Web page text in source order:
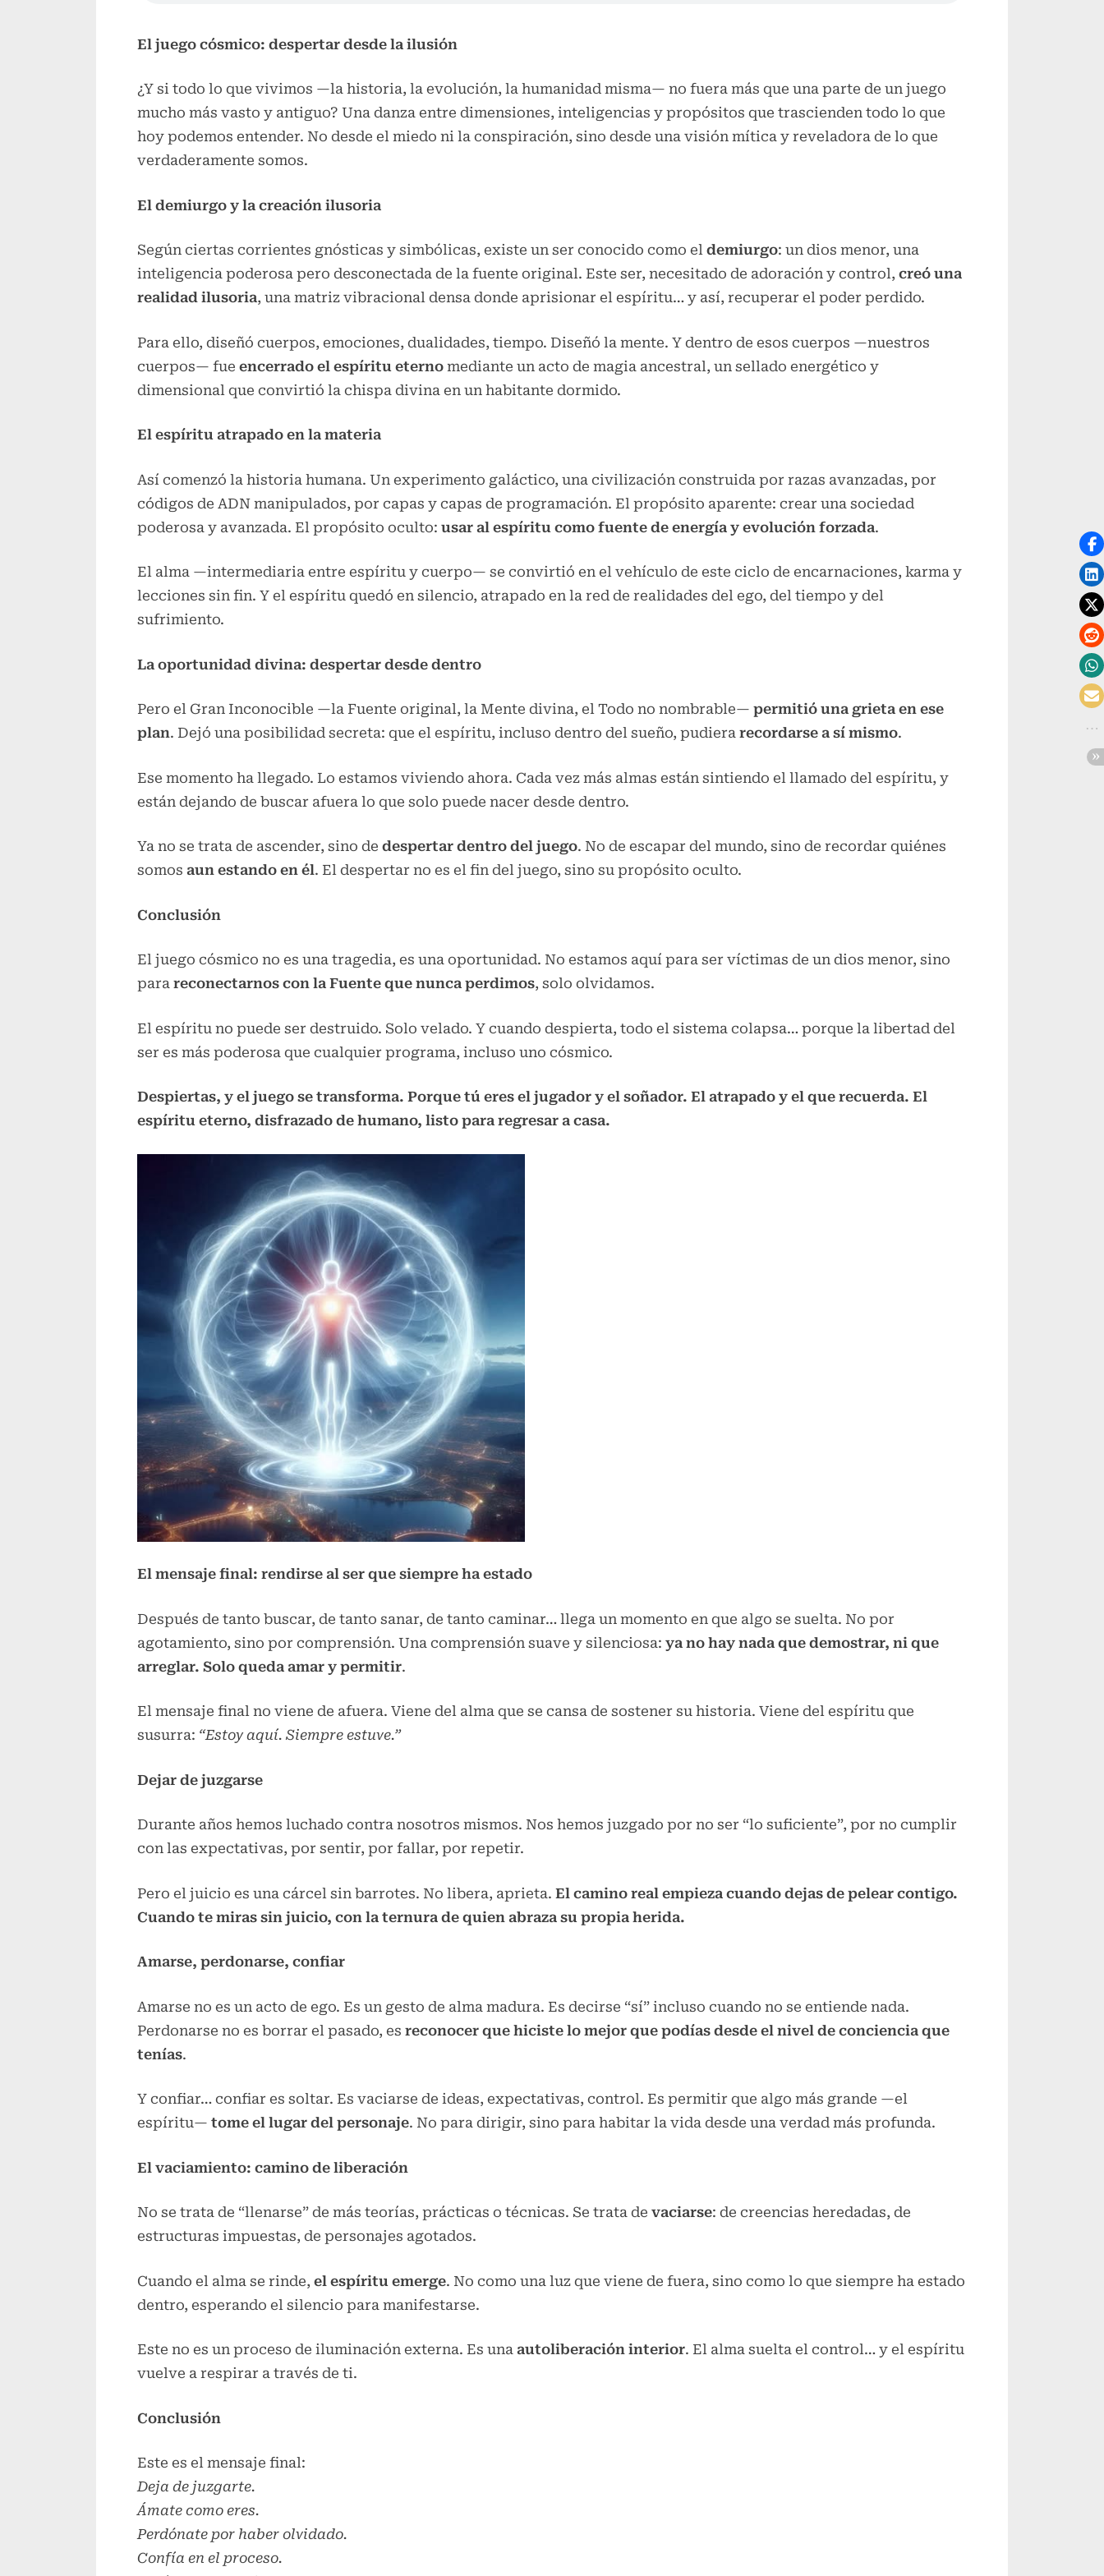
Alternar
submenú
El juego cósmico: despertar desde la ilusión
¿Y si todo lo que vivimos —la historia, la evolución, la humanidad misma— no fuera más que una parte de un juego
mucho más vasto y antiguo? Una danza entre dimensiones, inteligencias y propósitos que trascienden todo lo que
hoy podemos entender. No desde el miedo ni la conspiración, sino desde una visión mítica y reveladora de lo que
verdaderamente somos.
El demiurgo y la creación ilusoria
Según ciertas corrientes gnósticas y simbólicas, existe un ser conocido como el demiurgo: un dios menor, una
inteligencia poderosa pero desconectada de la fuente original. Este ser, necesitado de adoración y control, creó una
realidad ilusoria, una matriz vibracional densa donde aprisionar el espíritu… y así, recuperar el poder perdido.
Para ello, diseñó cuerpos, emociones, dualidades, tiempo. Diseñó la mente. Y dentro de esos cuerpos —nuestros
cuerpos— fue encerrado el espíritu eterno mediante un acto de magia ancestral, un sellado energético y
dimensional que convirtió la chispa divina en un habitante dormido.
El espíritu atrapado en la materia
Así comenzó la historia humana. Un experimento galáctico, una civilización construida por razas avanzadas, por
códigos de ADN manipulados, por capas y capas de programación. El propósito aparente: crear una sociedad
poderosa y avanzada. El propósito oculto: usar al espíritu como fuente de energía y evolución forzada.
El alma —intermediaria entre espíritu y cuerpo— se convirtió en el vehículo de este ciclo de encarnaciones, karma y
lecciones sin fin. Y el espíritu quedó en silencio, atrapado en la red de realidades del ego, del tiempo y del
sufrimiento.
La oportunidad divina: despertar desde dentro
Pero el Gran Inconocible —la Fuente original, la Mente divina, el Todo no nombrable— permitió una grieta en ese
plan. Dejó una posibilidad secreta: que el espíritu, incluso dentro del sueño, pudiera recordarse a sí mismo.
Ese momento ha llegado. Lo estamos viviendo ahora. Cada vez más almas están sintiendo el llamado del espíritu, y
están dejando de buscar afuera lo que solo puede nacer desde dentro.
Ya no se trata de ascender, sino de despertar dentro del juego. No de escapar del mundo, sino de recordar quiénes
somos aun estando en él. El despertar no es el fin del juego, sino su propósito oculto.
Conclusión
El juego cósmico no es una tragedia, es una oportunidad. No estamos aquí para ser víctimas de un dios menor, sino
para reconectarnos con la Fuente que nunca perdimos, solo olvidamos.
El espíritu no puede ser destruido. Solo velado. Y cuando despierta, todo el sistema colapsa… porque la libertad del
ser es más poderosa que cualquier programa, incluso uno cósmico.
Despiertas, y el juego se transforma. Porque tú eres el jugador y el soñador. El atrapado y el que recuerda. El
espíritu eterno, disfrazado de humano, listo para regresar a casa.
El mensaje final: rendirse al ser que siempre ha estado
Después de tanto buscar, de tanto sanar, de tanto caminar… llega un momento en que algo se suelta. No por
agotamiento, sino por comprensión. Una comprensión suave y silenciosa: ya no hay nada que demostrar, ni que
arreglar. Solo queda amar y permitir.
El mensaje final no viene de afuera. Viene del alma que se cansa de sostener su historia. Viene del espíritu que
susurra: “Estoy aquí. Siempre estuve.”
Dejar de juzgarse
Durante años hemos luchado contra nosotros mismos. Nos hemos juzgado por no ser “lo suficiente”, por no cumplir
con las expectativas, por sentir, por fallar, por repetir.
Pero el juicio es una cárcel sin barrotes. No libera, aprieta. El camino real empieza cuando dejas de pelear contigo.
Cuando te miras sin juicio, con la ternura de quien abraza su propia herida.
Amarse, perdonarse, confiar
Amarse no es un acto de ego. Es un gesto de alma madura. Es decirse “sí” incluso cuando no se entiende nada.
Perdonarse no es borrar el pasado, es reconocer que hiciste lo mejor que podías desde el nivel de conciencia que
tenías.
Y confiar… confiar es soltar. Es vaciarse de ideas, expectativas, control. Es permitir que algo más grande —el
espíritu— tome el lugar del personaje. No para dirigir, sino para habitar la vida desde una verdad más profunda.
El vaciamiento: camino de liberación
No se trata de “llenarse” de más teorías, prácticas o técnicas. Se trata de vaciarse: de creencias heredadas, de
estructuras impuestas, de personajes agotados.
Cuando el alma se rinde, el espíritu emerge. No como una luz que viene de fuera, sino como lo que siempre ha estado
dentro, esperando el silencio para manifestarse.
Este no es un proceso de iluminación externa. Es una autoliberación interior. El alma suelta el control… y el espíritu
vuelve a respirar a través de ti.
Conclusión
Este es el mensaje final:
Deja de juzgarte.
Ámate como eres.
Perdónate por haber olvidado.
Confía en el proceso.